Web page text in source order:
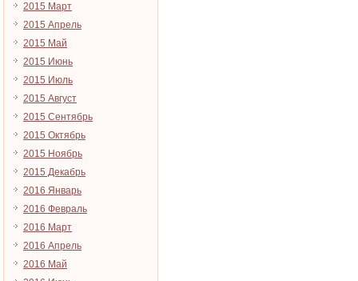
2015 Март
2015 Апрель
2015 Май
2015 Июнь
2015 Июль
2015 Август
2015 Сентябрь
2015 Октябрь
2015 Ноябрь
2015 Декабрь
2016 Январь
2016 Февраль
2016 Март
2016 Апрель
2016 Май